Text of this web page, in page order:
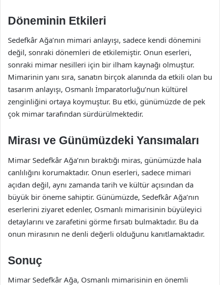
Döneminin Etkileri
Sedefkâr Ağa’nın mimari anlayışı, sadece kendi dönemini
değil, sonraki dönemleri de etkilemiştir. Onun eserleri,
sonraki mimar nesilleri için bir ilham kaynağı olmuştur.
Mimarinin yanı sıra, sanatın birçok alanında da etkili olan bu
tasarım anlayışı, Osmanlı İmparatorluğu’nun kültürel
zenginliğini ortaya koymuştur. Bu etki, günümüzde de pek
çok mimar tarafından sürdürülmektedir.
Mirası ve Günümüzdeki Yansımaları
Mimar Sedefkâr Ağa’nın bıraktığı miras, günümüzde hala
canlılığını korumaktadır. Onun eserleri, sadece mimari
açıdan değil, aynı zamanda tarih ve kültür açısından da
büyük bir öneme sahiptir. Günümüzde, Sedefkâr Ağa’nın
eserlerini ziyaret edenler, Osmanlı mimarisinin büyüleyici
detaylarını ve zarafetini görme fırsatı bulmaktadır. Bu da
onun mirasının ne denli değerli olduğunu kanıtlamaktadır.
Sonuç
Mimar Sedefkâr Ağa, Osmanlı mimarisinin en önemli